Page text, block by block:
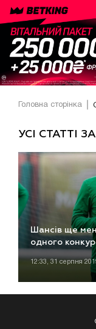
Головна сторінка
УСІ СТАТТІ
Шансів ще
одного
12:33, 31 серпня